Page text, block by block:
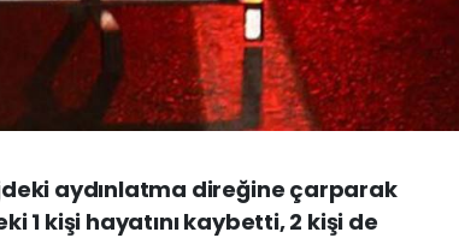
aydınlatma direğine çarparak
1 kişi hayatını kaybetti, 2 kişi de